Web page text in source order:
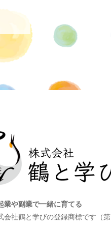
業や副業で一緒に育てる
会社鶴と学びの登録商標です（第